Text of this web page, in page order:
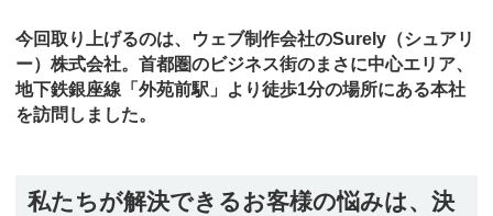
今回取り上げるのは、ウェブ制作会社のSurely（シュアリ
ー）株式会社。首都圏のビジネス街のまさに中心エリア、
地下鉄銀座線「外苑前駅」より徒歩1分の場所にある本社
を訪問しました。
私たちが解決できるお客様の悩みは、決